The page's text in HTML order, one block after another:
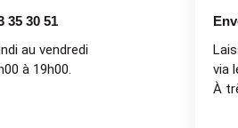
35 30 51
au vendredi
à 19h00.
via
À